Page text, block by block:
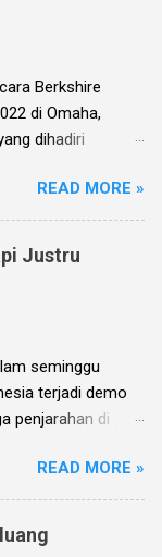
Berkshire
di Omaha,
dihadiri
Munger. Dear
kuartal alias tiga
Ebook
format PDF)
fundamental
Efek Indonesia
Q2 2026 .
panduan
sendiri) untuk
dan
READ MORE »
Justru
seminggu
terjadi demo
penjarahan di
Minggu 31
masih
Bagaimana nasib
READ MORE »